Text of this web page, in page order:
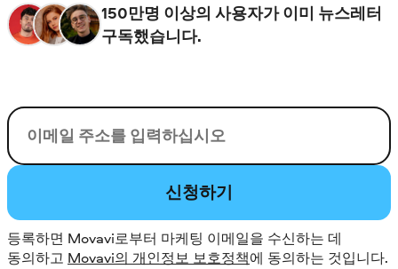
150만명 이상의 사용자가 이미 뉴스레터
구독했습니다.
이메일
신청하기
등록하면 Movavi로부터 마케팅 이메일을 수신하는 데
동의하고 Movavi의 개인정보 보호정책에 동의하는 것입니다.